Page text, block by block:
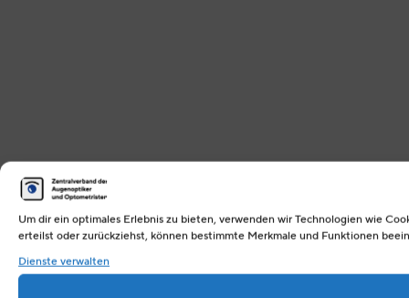
Um dir ein optimales Erlebnis zu bieten, verwenden wir Technologien wie
erteilst oder zurückziehst, können bestimmte Merkmale und Funktionen
Dienste verwalten